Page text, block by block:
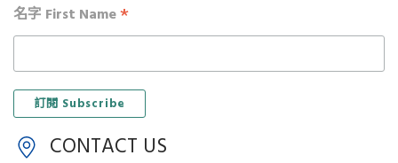
名字 First Name*
CONTACT US